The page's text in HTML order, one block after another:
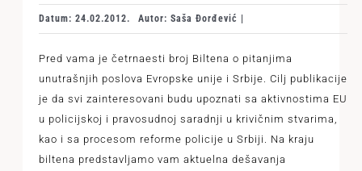
Datum: 24.02.2012. Autor: Saša Đorđević |
Pred vama je četrnaesti broj Biltena o pitanjima
unutrašnjih poslova Evropske unije i Srbije. Cilj publikacije
je da svi zainteresovani budu upoznati sa aktivnostima EU
u policijskoj i pravosudnoj saradnji u krivičnim stvarima,
kao i sa procesom reforme policije u Srbiji. Na kraju
biltena predstavljamo vam aktuelna dešavanja